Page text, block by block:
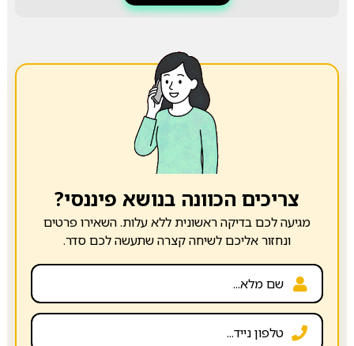
צריכים הכוונה בנושא פיננסי?
מגיעה לכם בדיקה ראשונית ללא עלות. השאירו פרטים
ונחזור אליכם לשיחה קצרה שתעשה לכם סדר.